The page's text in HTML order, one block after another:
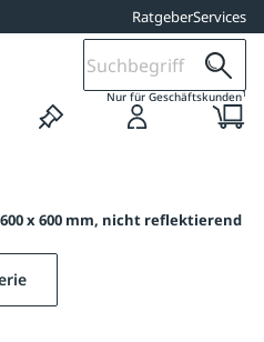
RatgeberServices
Nur für Geschäftskunden1
600 x 600 mm, nicht reflektierend